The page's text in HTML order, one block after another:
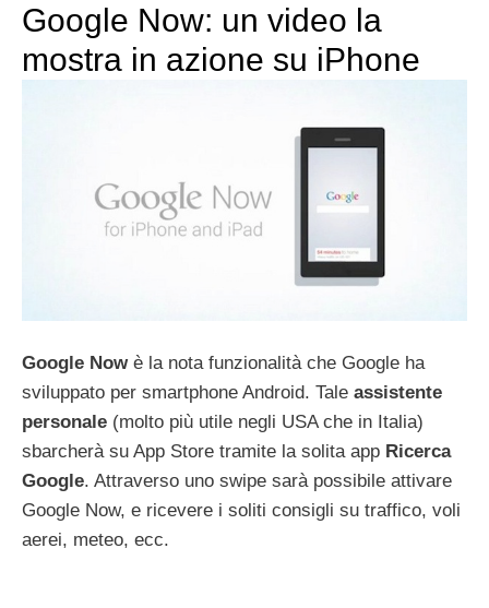
Google Now: un video la
mostra in azione su iPhone
Google Now è la nota funzionalità che Google ha
sviluppato per smartphone Android. Tale assistente
personale (molto più utile negli USA che in Italia)
sbarcherà su App Store tramite la solita app Ricerca
Google. Attraverso uno swipe sarà possibile attivare
Google Now, e ricevere i soliti consigli su traffico, voli
aerei, meteo, ecc.